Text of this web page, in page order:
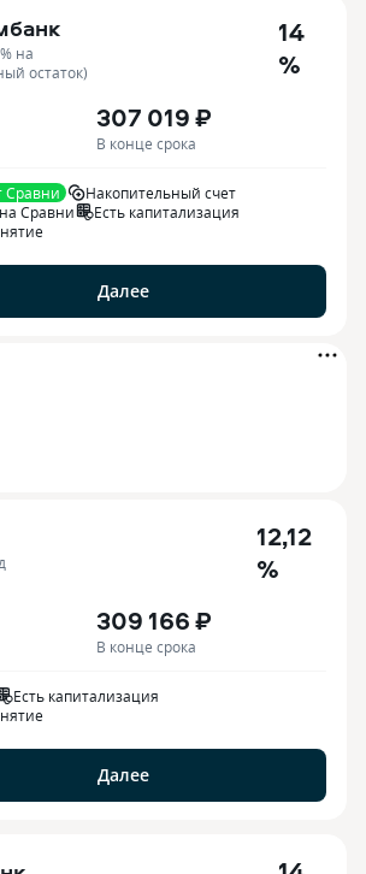
на
остаток)
14
%
307 019 ₽
В конце срока
Сравни
Накопительный счет
Сравни
Есть капитализация
Далее
12,12
%
309 166 ₽
В конце срока
Есть капитализация
Далее